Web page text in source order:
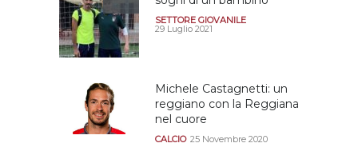
SETTORE GIOVANILE
29 Luglio 2021
Michele Castagnetti: un
reggiano con la Reggiana
nel cuore
CALCIO 25 Novembre 2020